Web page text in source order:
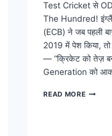
Test Cricket से
The Hundred!
(ECB) ने जब पहली
2019 में पेश किया,
— “क्रिकेट को तेज़
Generation को
READ MORE